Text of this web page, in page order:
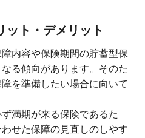
ット・デメリット
内容や保険期間の貯蓄型保
る傾向があります。そのた
を準備したい場合に向いて
満期が来る保険であるた
せた保障の見直しのしやす